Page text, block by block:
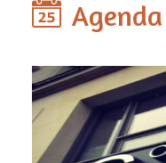
Agenda